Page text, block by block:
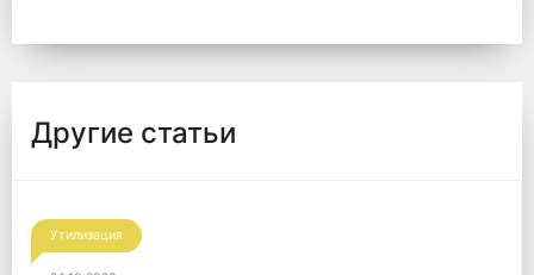
Другие статьи
Утилизация